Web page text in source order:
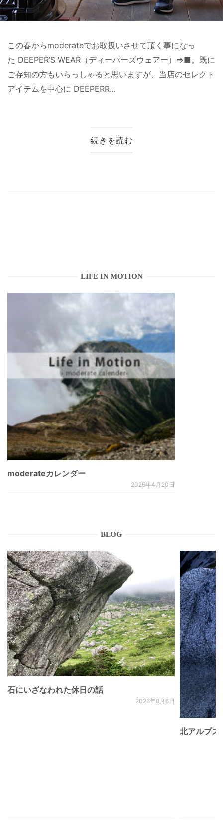
この春からmoderateでお取扱いさせて頂く事になっ
た DEEPER’S WEAR（ディーパーズウェアー）⇒■。既に
ご存知の方もいらっしゃると思いますが、当店のセレクト
アイテムを中心に DEEPERR...
続きを読む
LIFE IN MOTION
moderateカレンダー
2026年4月20日
BLOG
石にいざなわれた休日の話
2026年8月6日
北アルプ